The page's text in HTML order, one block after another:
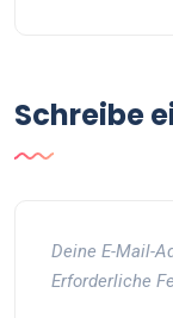
Schreibe
Deine E-Mail-
Erforderliche